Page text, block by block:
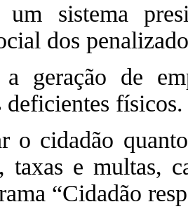
um sistema
dos
geração de
deficientes físicos.
o cidadão
taxas e multas,
“Cidadão